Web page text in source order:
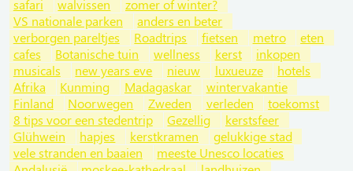
safari
walvissen
zomer of winter?
VS nationale parken
anders en beter
verborgen pareltjes
Roadtrips fietsen metro
eten
cafes
Botanische tuin wellness kerst
inkopen
musicals
new years eve nieuw luxueuze
hotels
Afrika
Kunming Madagaskar
wintervakantie
Finland
Noorwegen Zweden verleden
toekomst
8 tips voor een stedentrip
Gezellig
kerstsfeer
Glühwein
hapjes kerstkramen
gelukkige stad
vele stranden en baaien
meeste Unesco locaties